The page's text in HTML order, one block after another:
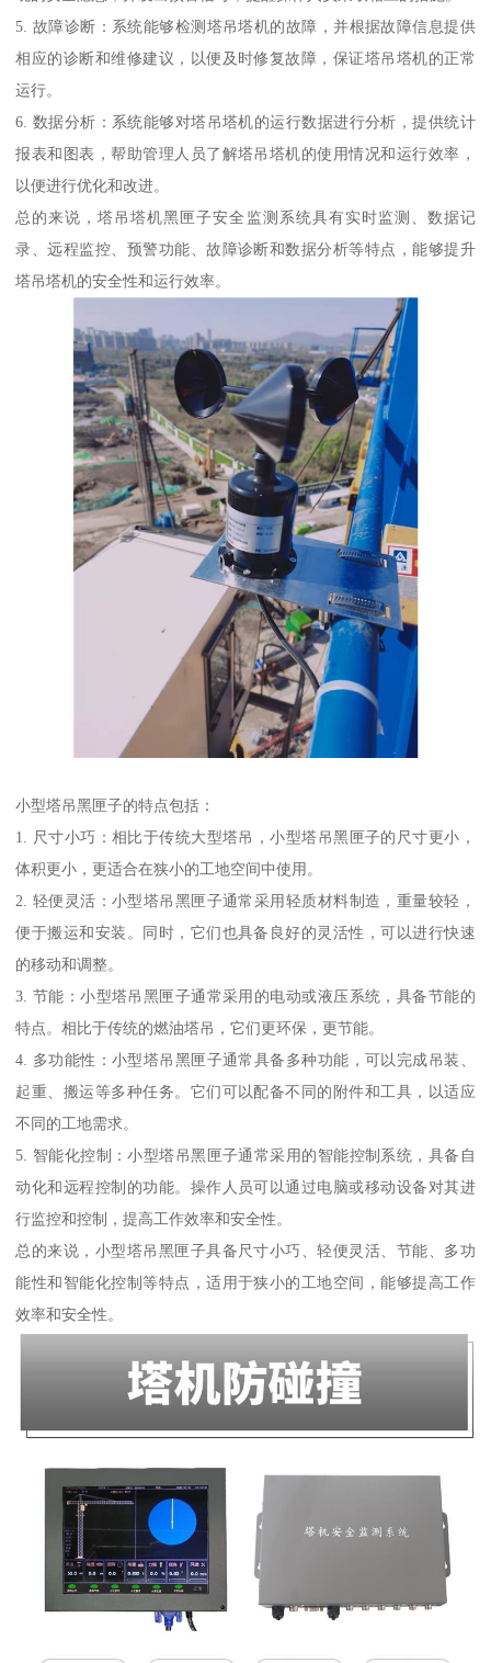
5. 故障诊断：系统能够检测塔吊塔机的故障，并根据故障信息提供
相应的诊断和维修建议，以便及时修复故障，保证塔吊塔机的正常
运行。
6. 数据分析：系统能够对塔吊塔机的运行数据进行分析，提供统计
报表和图表，帮助管理人员了解塔吊塔机的使用情况和运行效率，
以便进行优化和改进。
总的来说，塔吊塔机黑匣子安全监测系统具有实时监测、数据记
录、远程监控、预警功能、故障诊断和数据分析等特点，能够提升
塔吊塔机的安全性和运行效率。
小型塔吊黑匣子的特点包括：
1. 尺寸小巧：相比于传统大型塔吊，小型塔吊黑匣子的尺寸更小，
体积更小，更适合在狭小的工地空间中使用。
2. 轻便灵活：小型塔吊黑匣子通常采用轻质材料制造，重量较轻，
便于搬运和安装。同时，它们也具备良好的灵活性，可以进行快速
的移动和调整。
3. 节能：小型塔吊黑匣子通常采用的电动或液压系统，具备节能的
特点。相比于传统的燃油塔吊，它们更环保，更节能。
4. 多功能性：小型塔吊黑匣子通常具备多种功能，可以完成吊装、
起重、搬运等多种任务。它们可以配备不同的附件和工具，以适应
不同的工地需求。
5. 智能化控制：小型塔吊黑匣子通常采用的智能控制系统，具备自
动化和远程控制的功能。操作人员可以通过电脑或移动设备对其进
行监控和控制，提高工作效率和安全性。
总的来说，小型塔吊黑匣子具备尺寸小巧、轻便灵活、节能、多功
能性和智能化控制等特点，适用于狭小的工地空间，能够提高工作
效率和安全性。